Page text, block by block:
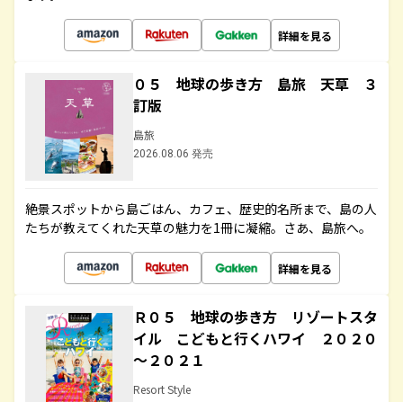
詳細を見る
０５ 地球の歩き方 島旅 天草 ３
訂版
島旅
2026.08.06 発売
絶景スポットから島ごはん、カフェ、歴史的名所まで、島の人
たちが教えてくれた天草の魅力を1冊に凝縮。さあ、島旅へ。
詳細を見る
Ｒ０５ 地球の歩き方 リゾートスタ
イル こどもと行くハワイ ２０２０
～２０２１
Resort Style